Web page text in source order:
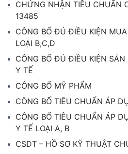
CHỨNG NHẬN TIÊU CHUẨN
13485
CÔNG BỐ ĐỦ ĐIỀU KIỆN
LOẠI B,C,D
CÔNG BỐ ĐỦ ĐIỀU KIỆN SẢN
Y TẾ
CÔNG BỐ MỸ PHẨM
CÔNG BỐ TIÊU CHUẨN ÁP
CÔNG BỐ TIÊU CHUẨN ÁP
Y TẾ LOẠI A, B
CSDT – HỒ SƠ KỸ THUẬT